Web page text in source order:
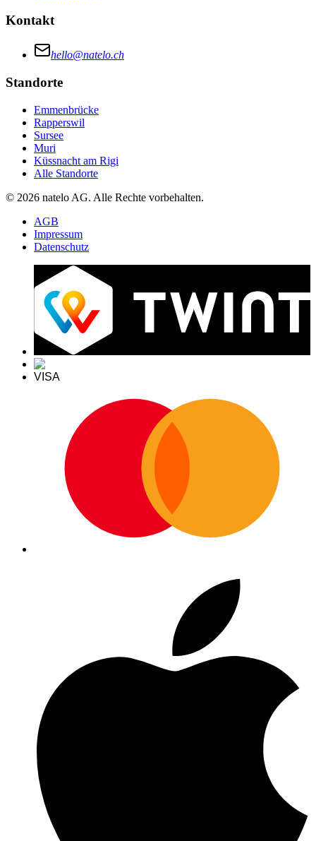
Kontakt
hello@natelo.ch
Standorte
Emmenbrücke
Rapperswil
Sursee
Muri
Küssnacht am Rigi
Alle Standorte
© 2026 natelo AG. Alle Rechte vorbehalten.
AGB
Impressum
Datenschutz
VISA